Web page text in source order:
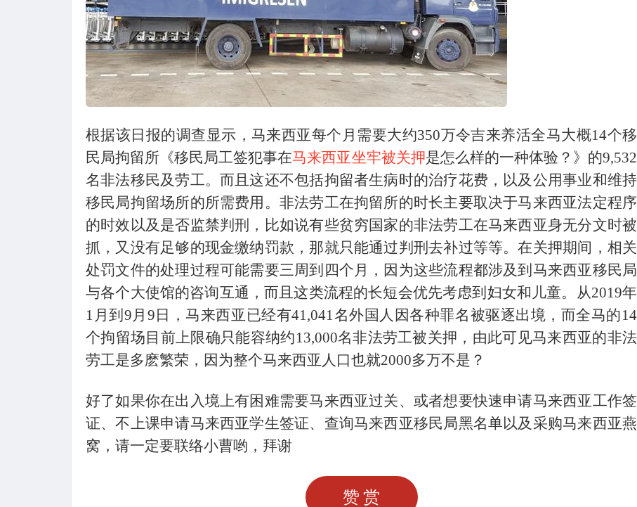
根据该日报的调查显示，马来西亚每个月需要大约350万令吉来养活全马大概14个移
民局拘留所《移民局工签犯事在马来西亚坐牢被关押是怎么样的一种体验？》的9,532
名非法移民及劳工。而且这还不包括拘留者生病时的治疗花费，以及公用事业和维持
移民局拘留场所的所需费用。非法劳工在拘留所的时长主要取决于马来西亚法定程序
的时效以及是否监禁判刑，比如说有些贫穷国家的非法劳工在马来西亚身无分文时被
抓，又没有足够的现金缴纳罚款，那就只能通过判刑去补过等等。在关押期间，相关
处罚文件的处理过程可能需要三周到四个月，因为这些流程都涉及到马来西亚移民局
与各个大使馆的咨询互通，而且这类流程的长短会优先考虑到妇女和儿童。从2019年
1月到9月9日，马来西亚已经有41,041名外国人因各种罪名被驱逐出境，而全马的14
个拘留场目前上限确只能容纳约13,000名非法劳工被关押，由此可见马来西亚的非法
劳工是多麽繁荣，因为整个马来西亚人口也就2000多万不是？
好了如果你在出入境上有困难需要马来西亚过关、或者想要快速申请马来西亚工作签
证、不上课申请马来西亚学生签证、查询马来西亚移民局黑名单以及采购马来西亚燕
窝，请一定要联络小曹哟，拜谢
赞赏